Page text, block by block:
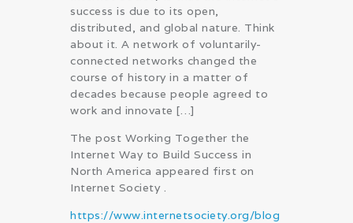
success is due to its open,
distributed, and global nature. Think
about it. A network of voluntarily-
connected networks changed the
course of history in a matter of
decades because people agreed to
work and innovate […]
The post Working Together the
Internet Way to Build Success in
North America appeared first on
Internet Society .
https://www.internetsociety.org/blog